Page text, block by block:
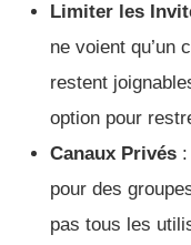
Limiter les
ne voient qu’un
restent
option pour
Canaux Privés
pour des
pas tous les